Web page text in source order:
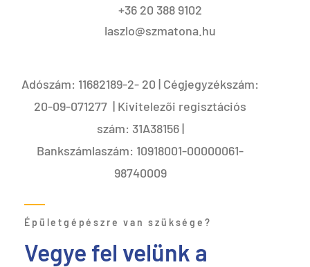
+36 20 388 9102
laszlo@szmatona.hu
Adószám: 11682189-2- 20 | Cégjegyzékszám:
20-09-071277 | Kivitelezői regisztációs
szám: 31A38156 |
Bankszámlaszám: 10918001-00000061-
98740009
Épületgépészre van szüksége?
Vegye fel velünk a